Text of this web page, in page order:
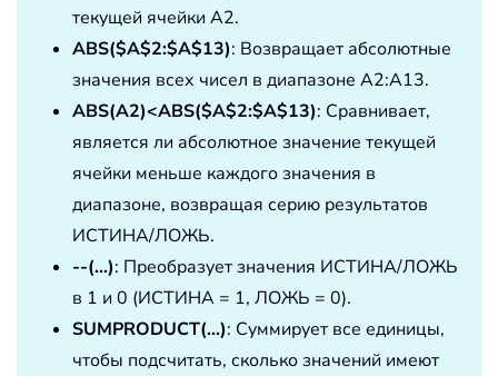
текущей ячейки A2.
ABS($A$2:$A$13): Возвращает абсолютные
значения всех чисел в диапазоне A2:A13.
ABS(A2)<ABS($A$2:$A$13): Сравнивает,
является ли абсолютное значение текущей
ячейки меньше каждого значения в
диапазоне, возвращая серию результатов
ИСТИНА/ЛОЖЬ.
--(...): Преобразует значения ИСТИНА/ЛОЖЬ
в 1 и 0 (ИСТИНА = 1, ЛОЖЬ = 0).
SUMPRODUCT(...): Суммирует все единицы,
чтобы подсчитать, сколько значений имеют